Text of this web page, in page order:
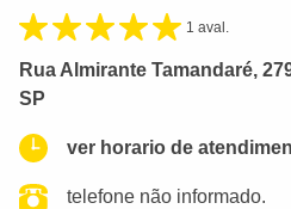
1 aval.
Rua Almirante Tamandaré,
SP
ver horario de
telefone não informado.